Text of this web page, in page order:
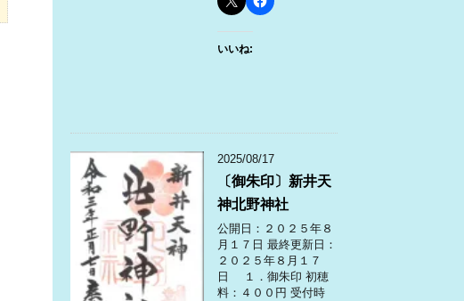
いいね:
2025/08/17
〔御朱印〕新井天
神北野神社
公開日：２０２５年８
月１７日 最終更新日：
２０２５年８月１７
日 １．御朱印 初穂
料：４００円 受付時